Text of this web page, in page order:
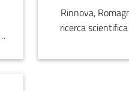
Rinnova,
ricerca
progettando e